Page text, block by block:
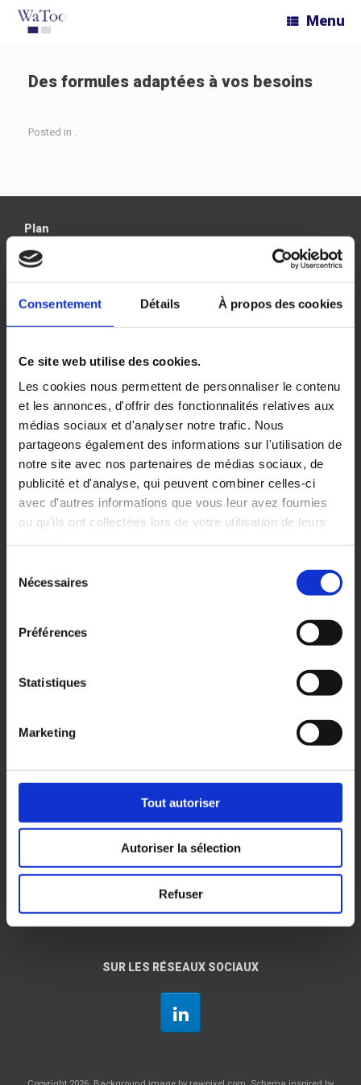
Consentement Détails À propos des cookies
Ce site web utilise des cookies.
Les cookies nous permettent de personnaliser le contenu
et les annonces, d'offrir des fonctionnalités relatives aux
médias sociaux et d'analyser notre trafic. Nous
partageons également des informations sur l'utilisation de
notre site avec nos partenaires de médias sociaux, de
publicité et d'analyse, qui peuvent combiner celles-ci
avec d'autres informations que vous leur avez fournies
ou qu'ils ont collectées lors de votre utilisation de leurs
Nécessaires
Préférences
Statistiques
Marketing
Tout autoriser
Autoriser la sélection
Refuser
Skip
content
Menu
Des formules adaptées à vos besoins
Posted in .
Plan
Accueil
Solutions
Marquage de documents sur poste client
Serveur de marquage
Demander une démo
WaToo est né en Bretagne de la volonté de deux chercheurs
expérimentés qui ont pour but de fournir une réponse à l’augmentation
du nombre de fuites, de détournements et de falsifications de données
sensibles.
WaToo– SAS au capital de 93 043 €
RCS : Brest – SIRET 841 138 886 00020 – APE 62012Z
SUR LES RÉSEAUX SOCIAUX